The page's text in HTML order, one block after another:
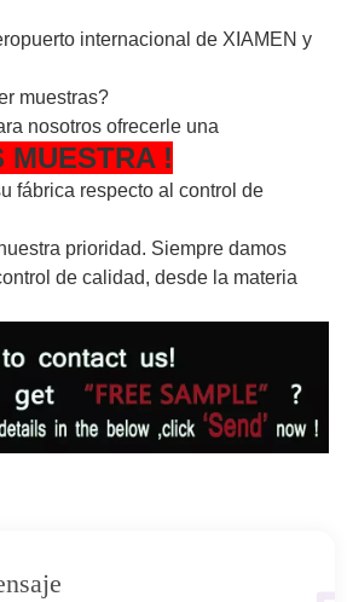
internacional de XIAMEN y
muestras?
nosotros ofrecerle una
MUESTRA!
fábrica respecto al control de
prioridad. Siempre damos
de calidad, desde la materia